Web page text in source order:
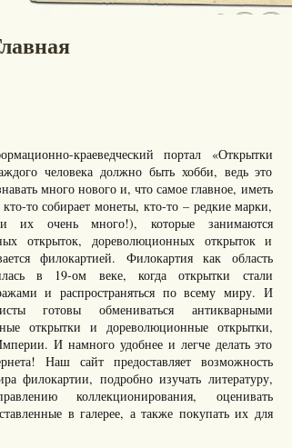
краеведческий портал «Открытки
человека должно быть хобби, ведь это
много нового и, что самое главное, иметь
то собирает монеты, кто-то – редкие марки,
очень много!), которые занимаются
открыток, дореволюционных открыток и
филокартией. Филокартия как область
в 19-ом веке, когда открытки стали
и распространяться по всему миру. И
готовы обмениваться антикварными
открытки и дореволюционные открытки,
И намного удобнее и легче делать это
Наш сайт предоставляет возможность
филокартии, подробно изучать литературу,
коллекционирования, оценивать
в галерее, а также покупать их для